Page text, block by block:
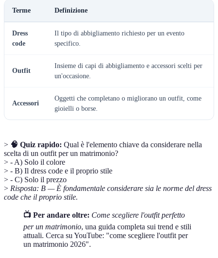
Terme Definizione
Dress
code
Il tipo di abbigliamento richiesto per un evento
specifico.
Outfit
Insieme di capi di abbigliamento e accessori scelti per
un'occasione.
Accessori
Oggetti che completano o migliorano un outfit, come
gioielli o borse.
> 🧠 Quiz rapido: Qual è l'elemento chiave da considerare nella
scelta di un outfit per un matrimonio?
> - A) Solo il colore
> - B) Il dress code e il proprio stile
> - C) Solo il prezzo
> Risposta: B — È fondamentale considerare sia le norme del dress
code che il proprio stile.
📺 Per andare oltre: Come scegliere l'outfit perfetto
per un matrimonio, una guida completa sui trend e stili
attuali. Cerca su YouTube: "come scegliere l'outfit per
un matrimonio 2026".